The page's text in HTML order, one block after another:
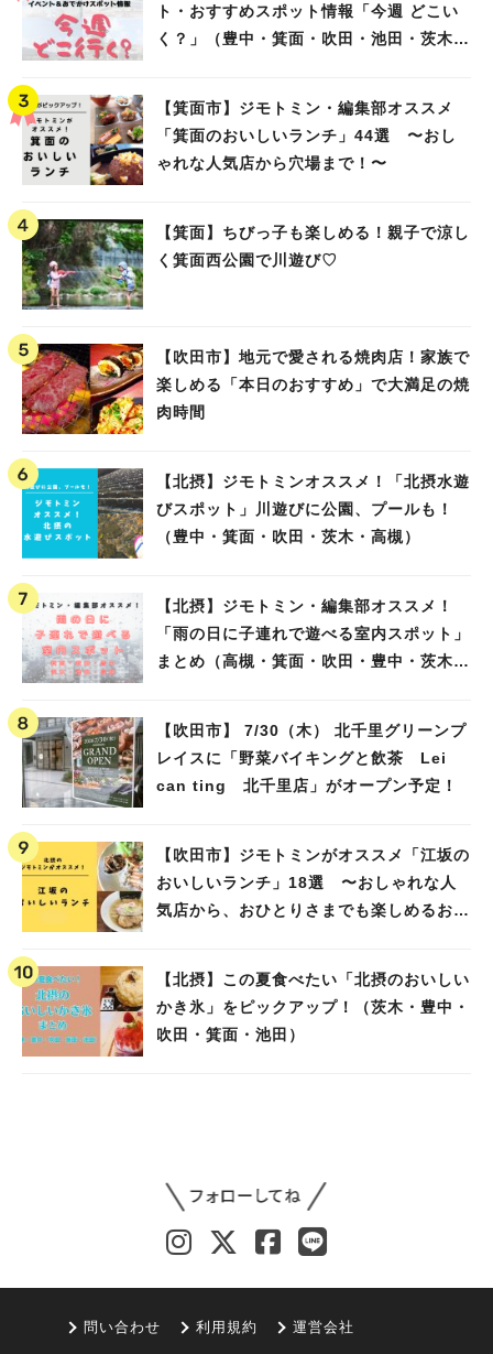
ト・おすすめスポット情報「今週 どこい
く？」（豊中・箕面・吹田・池田・茨木・
【箕面市】ジモトミン・編集部オススメ
「箕面のおいしいランチ」44選 〜おし
ゃれな人気店から穴場まで！〜
【箕面】ちびっ子も楽しめる！親子で涼し
く箕面西公園で川遊び♡
【吹田市】地元で愛される焼肉店！家族で
楽しめる「本日のおすすめ」で大満足の焼
肉時間
【北摂】ジモトミンオススメ！「北摂水遊
びスポット」川遊びに公園、プールも！
（豊中・箕面・吹田・茨木・高槻）
【北摂】ジモトミン・編集部オススメ！
「雨の日に子連れで遊べる室内スポット」
まとめ（高槻・箕面・吹田・豊中・茨木・
【吹田市】 7/30（木） 北千里グリーンプ
レイスに「野菜バイキングと飲茶 Lei
can ting 北千里店」がオープン予定！
【吹田市】ジモトミンがオススメ「江坂の
おいしいランチ」18選 〜おしゃれな人
気店から、おひとりさまでも楽しめるお店
【北摂】この夏食べたい「北摂のおいしい
かき氷」をピックアップ！（茨木・豊中・
吹田・箕面・池田）
問い合わせ 利用規約 運営会社